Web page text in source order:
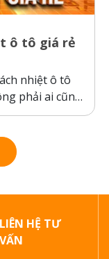
ô tô giá rẻ
nhiệt ô tô
phải ai cũng
cho một gói
LIÊN HỆ TƯ
VẤN